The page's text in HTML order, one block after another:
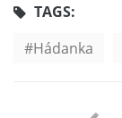
TAGS:
Hádanka